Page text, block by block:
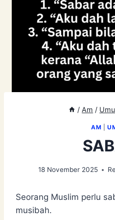
/ Am /
AM |
18 November 2025
Seorang Muslim perlu
musibah.